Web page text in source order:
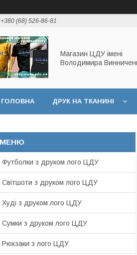
+380 (68) 526-86-81
Магазин ЦДУ імені
Володимира
ГОЛОВНА ДРУК НА ТКАНИНІ
Футболки з друком лого ЦДУ
Світшоти з друком лого ЦДУ
Худі з друком лого ЦДУ
Сумки з друком лого ЦДУ
Рюкзаки з лого ЦДУ